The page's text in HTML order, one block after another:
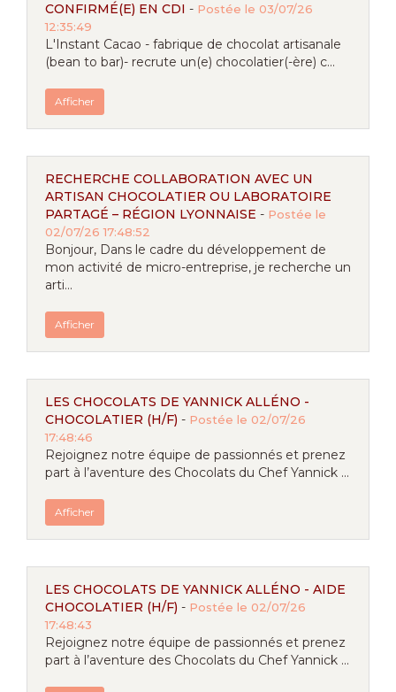
CONFIRMÉ(E) EN CDI - Postée le 03/07/26
12:35:49
L'Instant Cacao - fabrique de chocolat artisanale
(bean to bar)- recrute un(e) chocolatier(-ère) c...
Afficher
RECHERCHE COLLABORATION AVEC UN
ARTISAN CHOCOLATIER OU LABORATOIRE
PARTAGÉ – RÉGION LYONNAISE - Postée le
02/07/26 17:48:52
Bonjour, Dans le cadre du développement de
mon activité de micro-entreprise, je recherche un
arti...
Afficher
LES CHOCOLATS DE YANNICK ALLÉNO -
CHOCOLATIER (H/F) - Postée le 02/07/26
17:48:46
Rejoignez notre équipe de passionnés et prenez
part à l’aventure des Chocolats du Chef Yannick ...
Afficher
LES CHOCOLATS DE YANNICK ALLÉNO - AIDE
CHOCOLATIER (H/F) - Postée le 02/07/26
17:48:43
Rejoignez notre équipe de passionnés et prenez
part à l’aventure des Chocolats du Chef Yannick ...